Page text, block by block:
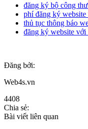
đăng ký bộ công
phí đăng ký
thủ tục thông báo
đăng ký website
Đăng bởi:
Web4s.vn
4408
Chia sẻ:
Bài viết liên quan